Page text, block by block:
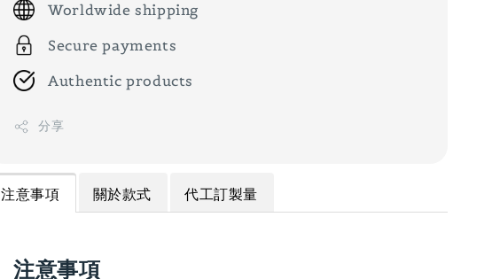
Worldwide shipping
Secure payments
Authentic products
分享
注意事項 關於款式 代工訂製量
注意事項